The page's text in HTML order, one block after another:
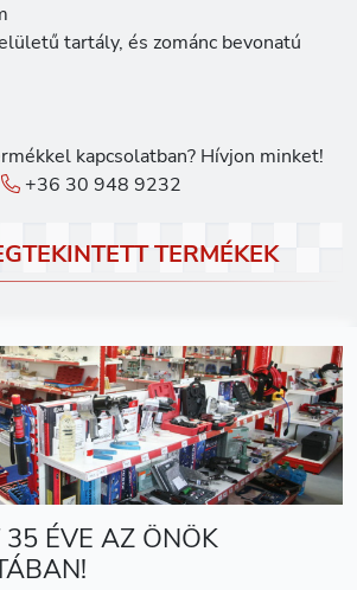
tartály, és zománc bevonatú
kapcsolatban? Hívjon minket!
+36 30 948 9232
TERMÉKEK
ÉVE AZ ÖNÖK